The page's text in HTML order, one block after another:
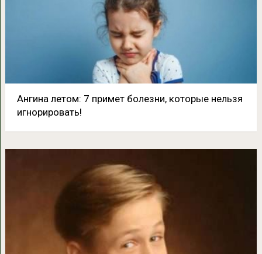
Ангина летом: 7 примет болезни, которые нельзя
игнорировать!